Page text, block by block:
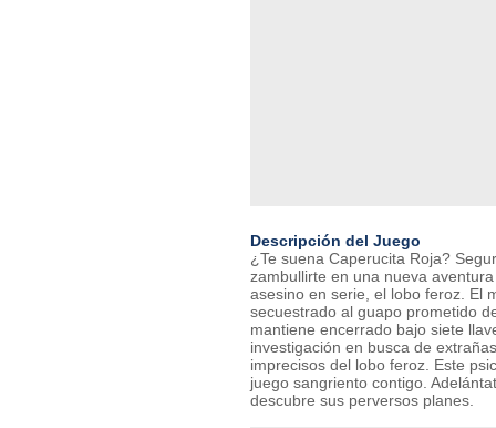
Descripción del Juego
¿Te suena Caperucita Roja?
zambullirte en una nueva
asesino en serie, el lobo feroz. El
secuestrado al guapo prometido
mantiene encerrado bajo siete
investigación en busca de
imprecisos del lobo feroz. Este
juego sangriento contigo.
descubre sus perversos planes.